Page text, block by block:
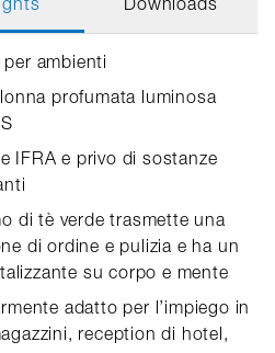
Downloads
per ambienti
profumata luminosa
IFRA e privo di sostanze
di tè verde trasmette una
di ordine e pulizia e ha un
su corpo e mente
adatto per l’impiego in
reception di hotel,